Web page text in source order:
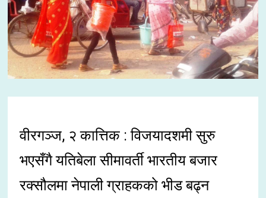
वीरगञ्ज, २ कात्तिक : विजयादशमी सुरु
भएसँगै यतिबेला सीमावर्ती भारतीय बजार
रक्सौलमा नेपाली ग्राहकको भीड बढ्न